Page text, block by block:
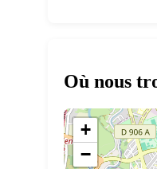
Où nous
+
−